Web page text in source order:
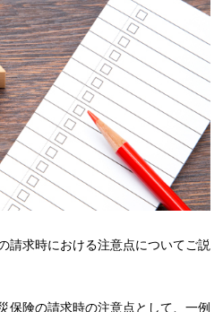
請求時における注意点についてご説
保険の請求時の注意点として、一例